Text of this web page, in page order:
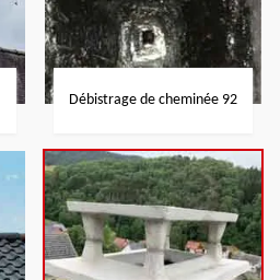
Débistrage de cheminée 92